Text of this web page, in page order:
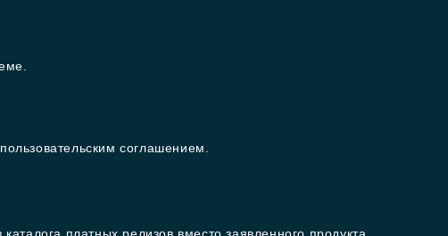
соглашением.